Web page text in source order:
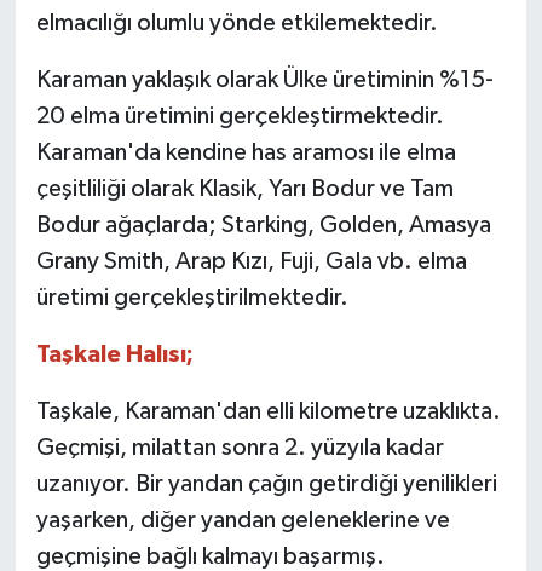
elmacılığı olumlu yönde etkilemektedir.
Karaman yaklaşık olarak Ülke üretiminin %15-
20 elma üretimini gerçekleştirmektedir.
Karaman'da kendine has aramosı ile elma
çeşitliliği olarak Klasik, Yarı Bodur ve Tam
Bodur ağaçlarda; Starking, Golden, Amasya
Grany Smith, Arap Kızı, Fuji, Gala vb. elma
üretimi gerçekleştirilmektedir.
Taşkale Halısı;
Taşkale, Karaman'dan elli kilometre uzaklıkta.
Geçmişi, milattan sonra 2. yüzyıla kadar
uzanıyor. Bir yandan çağın getirdiği yenilikleri
yaşarken, diğer yandan geleneklerine ve
geçmişine bağlı kalmayı başarmış.